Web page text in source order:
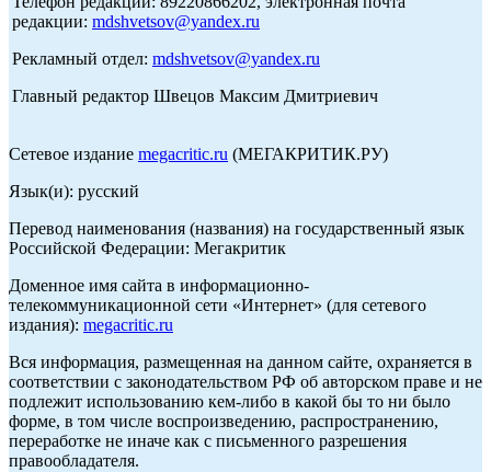
редакции: mdshvetsov@yandex.ru
Рекламный отдел: mdshvetsov@yandex.ru
Главный редактор Швецов Максим Дмитриевич
Сетевое издание megacritic.ru (МЕГАКРИТИК.РУ)
Язык(и): русский
Перевод наименования (названия) на государственный язык
Российской Федерации: Мегакритик
Доменное имя сайта в информационно-
телекоммуникационной сети «Интернет» (для сетевого
издания): megacritic.ru
Вся информация, размещенная на данном сайте, охраняется в
соответствии с законодательством РФ об авторском праве и не
подлежит использованию кем-либо в какой бы то ни было
форме, в том числе воспроизведению, распространению,
переработке не иначе как с письменного разрешения
правообладателя.